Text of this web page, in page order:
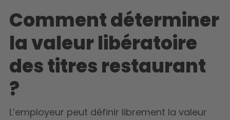
Comment déterminer
la valeur libératoire
des titres restaurant
?
L’employeur peut définir librement la valeur